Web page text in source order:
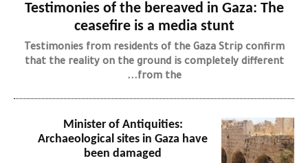
Testimonies of the bereaved in Gaza: The
ceasefire is a media stunt
Testimonies from residents of the Gaza Strip confirm
that the reality on the ground is completely different
from the...
Minister of Antiquities:
Archaeological sites in Gaza have
been damaged